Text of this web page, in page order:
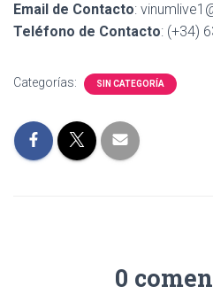
Email de Contacto:
Teléfono de Contacto: (+34)
Categorías: SIN CATEGORÍA
0